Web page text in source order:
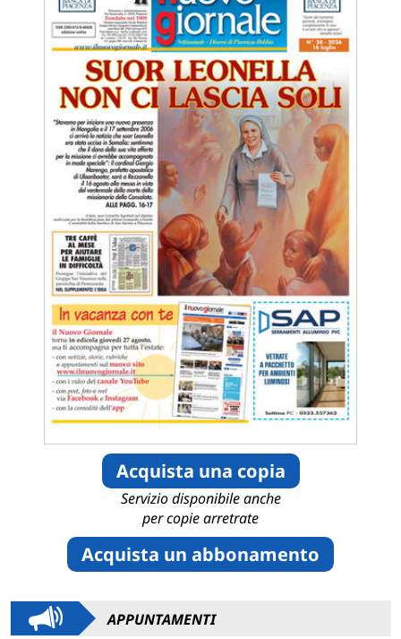
Acquista una copia
Servizio disponibile anche
per copie arretrate
Acquista un abbonamento
APPUNTAMENTI